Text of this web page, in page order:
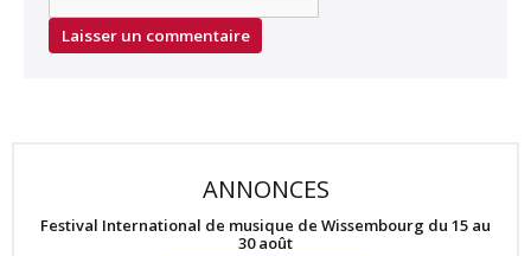
ANNONCES
Festival International de musique de Wissembourg du 15 au
30 août